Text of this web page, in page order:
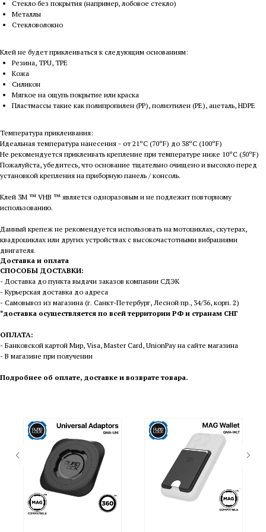
Стекло без покрытия (например, лобовое стекло)
Металлы
Стекловолокно
Клей не будет приклеиваться к следующим основаниям:
Резина, TPU, TPE
Кожа
Силикон
Мягкое на ощупь покрытие или краска
Пластмассы такие как полипропилен (PP), полиэтилен (PE), ацеталь, HDPE
Температура приклеивания:
Идеальная температура нанесения - от 21ºC (70ºF) до 38ºC (100ºF)
Не рекомендуется приклеивать крепление при температуре ниже 10ºC (50ºF)
Пожалуйста, убедитесь, что основание тщательно очищено и высохло перед
установкой крепления на приборную панель / консоль.
Клей 3M ™ VHB ™ является одноразовым и не подлежит повторному
использованию.
Данный крепеж не рекомендуется использовать на мотоциклах, скутерах,
квадроциклах или других устройствах с высокочастотными вибрациями
двигателя.
Доставка и оплата
СПОСОБЫ ДОСТАВКИ:
- Доставка до пункта выдачи заказов компании СДЭК
- Курьерская доставка до адреса
- Самовывоз из магазина (г. Санкт-Петербург, Лесной пр., 34/36, корп. 2)
*доставка осуществляется по всей территории РФ и странам СНГ
ОПЛАТА:
- Банковской картой Мир, Visa, Master Card, UnionPay на сайте магазина
- В магазине при получении
Подробнее об оплате, доставке и возврате товара.